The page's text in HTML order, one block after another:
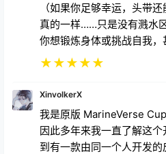
（如果你足够幸运，头带
真的一样……只是没有溅水
你想锻炼身体或挑战自我，
★★★★★
XinvolkerX
我是原版 MarineVerse
因此多年来我一直了解这
到有一款由同一个人开发